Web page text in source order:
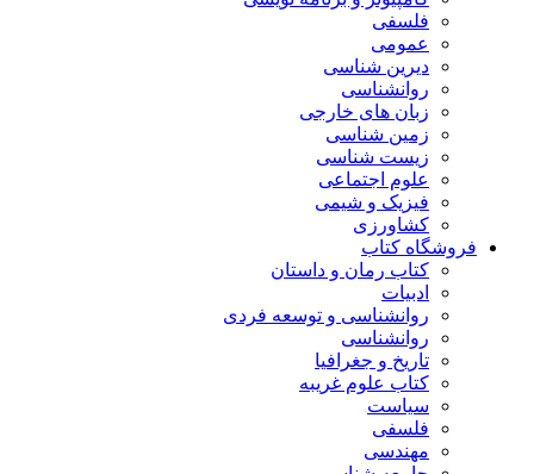
فلسفی
عمومی
دیرین شناسی
روانشناسی
زبان های خارجی
زمین شناسی
زیست شناسی
علوم اجتماعی
فیزیک و شیمی
کشاورزی
فروشگاه کتاب
کتاب رمان و داستان
ادبیات
روانشناسی و توسعه فردی
روانشناسی
تاریخ و جغرافیا
کتاب علوم غریبه
سیاست
فلسفی
مهندسی